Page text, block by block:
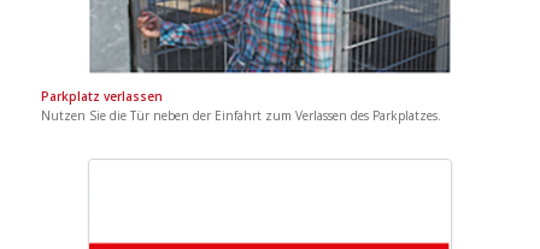
Parkplatz verlassen
Nutzen Sie die Tür neben der Einfahrt zum Verlassen des Parkplatzes.